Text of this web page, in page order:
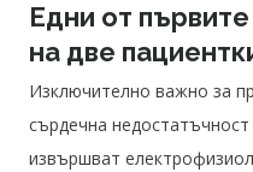
Едни от
на две
Изключително важно за
сърдечна
извършват